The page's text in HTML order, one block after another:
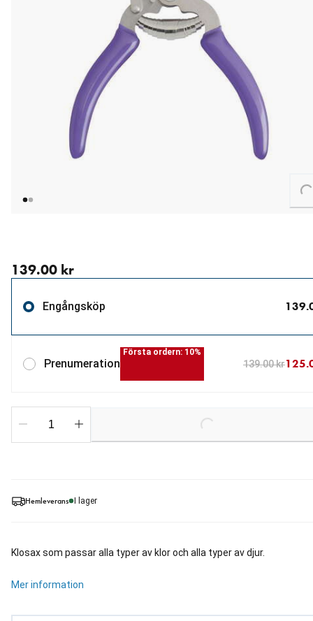
Hemleverans I lager
Klosax som passar alla typer av klor och alla typer av djur.
Mer information
139.00 kr
Engångsköp
Prenumeration
Första ordern: 10%
139.00 kr
Loading...